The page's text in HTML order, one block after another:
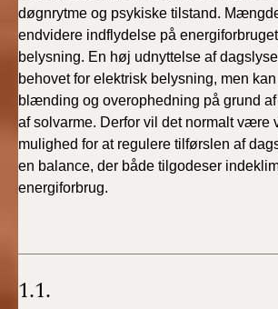
BR18 (1/7-31/12
2018)
BR18 (1/1-30/6
2018)
BR15 (2015-2018)
Tidligere BR (1961-
døgnrytme og psykiske tilstand.
endvidere indflydelse på
belysning. En høj udnyttelse af
behovet for elektrisk belysning, men
blænding og overophedning på grund
af solvarme. Derfor vil det normalt være
mulighed for at regulere tilførslen af
en balance, der både tilgodeser
energiforbrug.
1.1.